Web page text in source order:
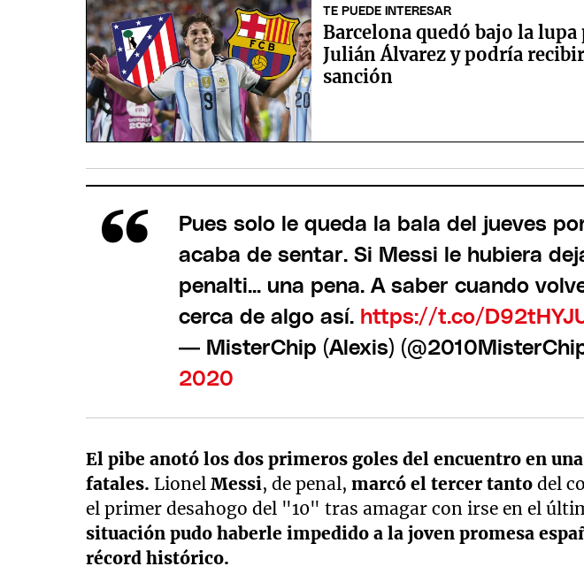
TE PUEDE INTERESAR
Barcelona quedó bajo la lupa
Julián Álvarez y podría
sanción
Pues solo le queda la bala del jueves
acaba de sentar. Si Messi le hubiera
penalti... una pena. A saber cuando
cerca de algo así. https://t.co/
— MisterChip (Alexis)
2020
El pibe anotó los dos primeros goles del encuentro en
fatales. LionelMessi, de penal,marcó el tercer tanto del
el primer desahogo del "10" tras amagar con irse en el
situación pudo haberle impedido a la joven promesa
récord histórico.